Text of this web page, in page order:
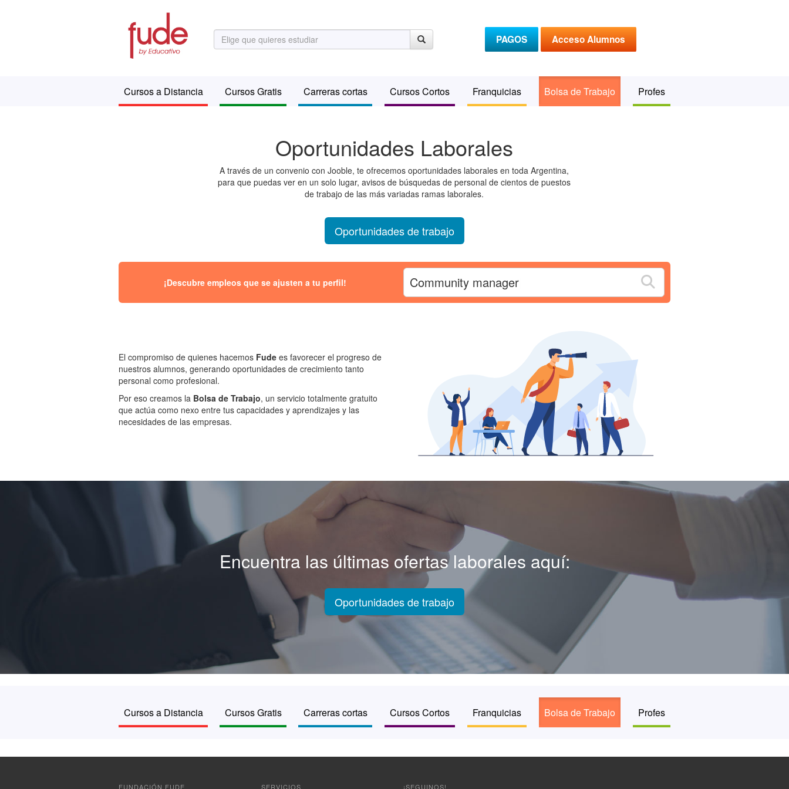
PAGOS Acceso Alumnos
Cursos a Distancia Cursos Gratis Carreras cortas Cursos Cortos Franquicias Bolsa de Trabajo Profes
Oportunidades Laborales
A través de un convenio con Jooble, te ofrecemos oportunidades laborales en toda Argentina,
para que puedas ver en un solo lugar, avisos de búsquedas de personal de cientos de puestos
de trabajo de las más variadas ramas laborales.
Oportunidades de trabajo
¡Descubre empleos que se ajusten a tu perfil! Community manager
El compromiso de quienes hacemos Fude es favorecer el progreso de
nuestros alumnos, generando oportunidades de crecimiento tanto
personal como profesional.
Por eso creamos la Bolsa de Trabajo, un servicio totalmente gratuito
que actúa como nexo entre tus capacidades y aprendizajes y las
necesidades de las empresas.
Encuentra las últimas ofertas laborales aquí:
Oportunidades de trabajo
Cursos a Distancia Cursos Gratis Carreras cortas Cursos Cortos Franquicias Bolsa de Trabajo Profes
FUNDACIÓN FUDE SERVICIOS ¡SEGUINOS!